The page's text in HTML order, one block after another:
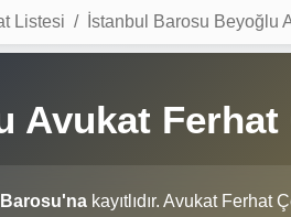
Listesi İstanbul Barosu Beyoğlu
Avukat Ferhat
kayıtlıdır. Avukat Ferhat